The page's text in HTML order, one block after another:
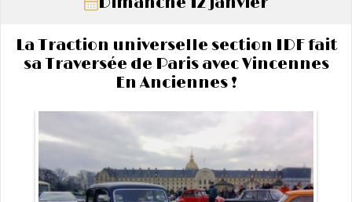
La Traction universelle section IDF fait
sa Traversée de Paris avec Vincennes
En Anciennes !